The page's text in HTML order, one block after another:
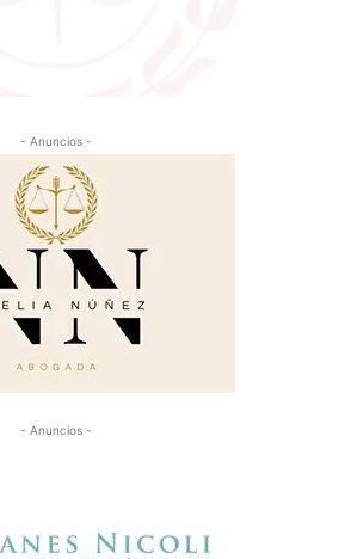
- Anuncios -
- Anuncios -